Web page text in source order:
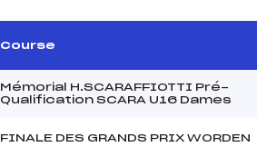
Course
Mémorial H.SCARAFFIOTTI Pré-
Qualification SCARA U16 Dames
FINALE DES GRANDS PRIX WORDEN